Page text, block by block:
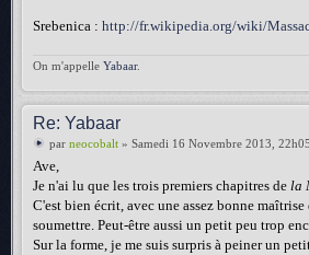
Srebenica : http://fr.wikipedia.org/wiki/
On m'appelle Yabaar.
Re: Yabaar
par neocobalt » Samedi 16 Novembre 2013, 22h05
Ave,
Je n'ai lu que les trois premiers chapitres de la
C'est bien écrit, avec une assez bonne
soumettre. Peut-être aussi un petit peu trop
Sur la forme, je me suis surpris à peiner un